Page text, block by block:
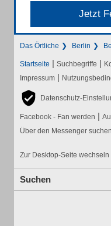
Jetzt
Das Örtliche Berlin
Startseite | Suchbegriffe |
Impressum |
Datenschutz-
Facebook - Fan werden |
Über den Messenger suchen
Zur Desktop-Seite wechseln
Suchen